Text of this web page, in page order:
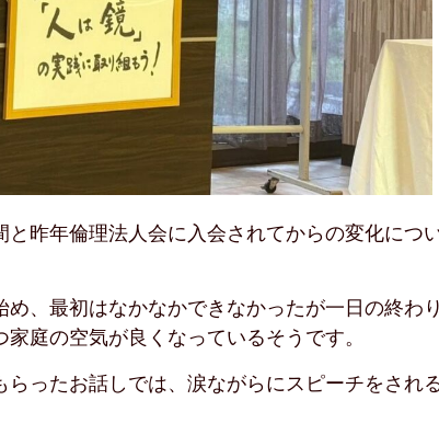
昨年倫理法人会に入会されてからの変化につ
め、最初はなかなかできなかったが一日の終わ
庭の空気が良くなっているそうです。
ったお話しでは、涙ながらにスピーチをされ